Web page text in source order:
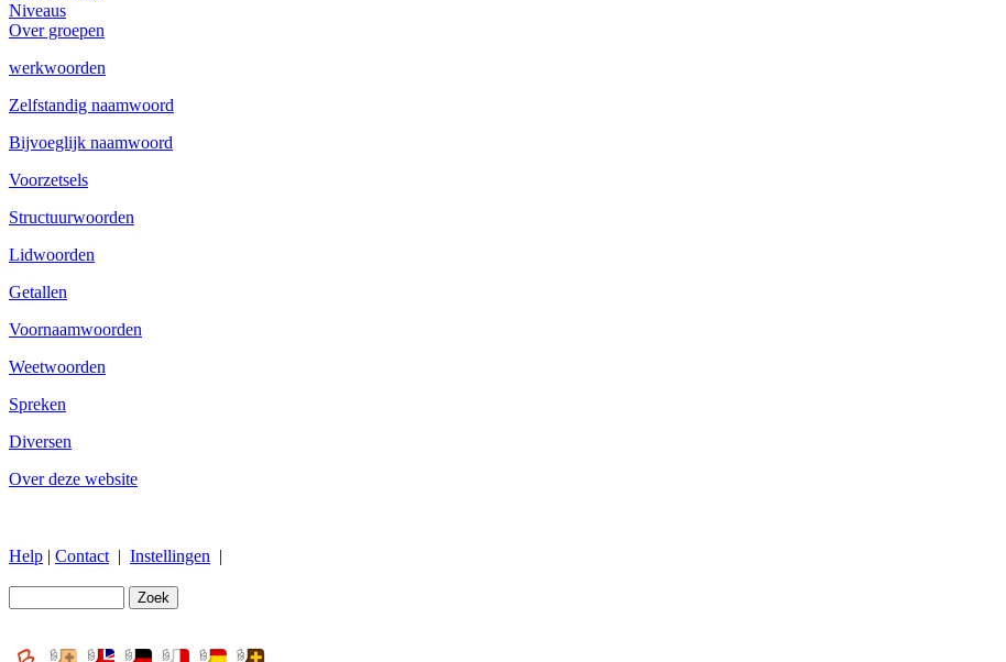
Niveaus
Over groepen
werkwoorden
Zelfstandig naamwoord
Bijvoeglijk naamwoord
Voorzetsels
Structuurwoorden
Lidwoorden
Getallen
Voornaamwoorden
Weetwoorden
Spreken
Diversen
Over deze website
Help | Contact | Instellingen |